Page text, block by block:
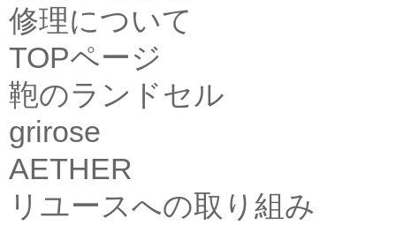
修理について
TOPページ
鞄のランドセル
grirose
AETHER
リユースへの取り組み